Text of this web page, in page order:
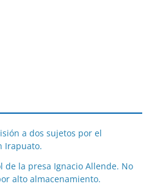
a dos sujetos por el
Irapuato.
de la presa Ignacio Allende. No
alto almacenamiento.